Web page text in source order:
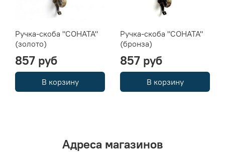
Ручка-скоба "СОНАТА"
(золото)
857 руб
В корзину
Ручка-скоба "СОНАТА"
(бронза)
857 руб
В корзину
Адреса магазинов